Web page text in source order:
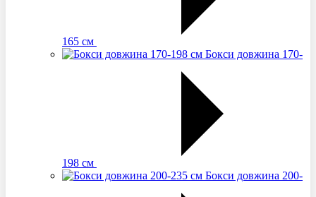
165 см
Бокси довжина 170-
198 см
Бокси довжина 200-